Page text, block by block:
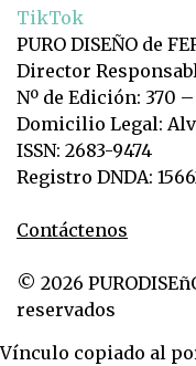
TikTok
PURO DISEÑO de
Director
Nº de Edición: 370
Domicilio Legal:
ISSN: 2683-9474
Registro DNDA:
Contáctenos
© 2026
reservados
Vínculo copiado al